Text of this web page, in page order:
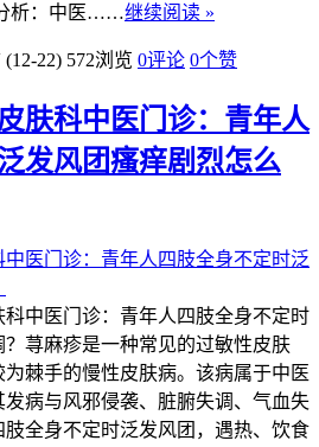
析：中医……继续阅读 »
22) 572浏览 0评论 0个赞
肤科中医门诊：青年人
发风团瘙痒剧烈怎么
中医门诊：青年人四肢全身不定时
荨麻疹是一种常见的过敏性皮肤
棘手的慢性皮肤病。该病属于中医
病与风邪侵袭、脏腑失调、气血失
全身不定时泛发风团，遇热、饮食